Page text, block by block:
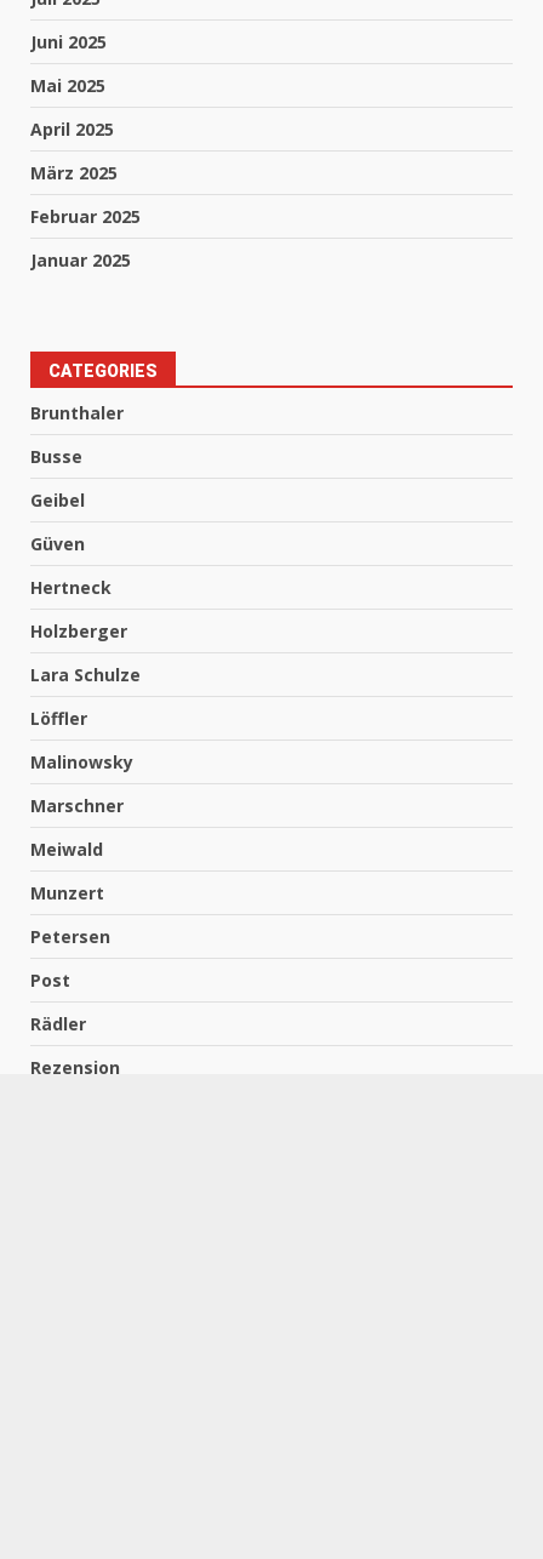
Juni 2025
Mai 2025
April 2025
März 2025
Februar 2025
Januar 2025
CATEGORIES
Brunthaler
Busse
Geibel
Güven
Hertneck
Holzberger
Lara Schulze
Löffler
Malinowsky
Marschner
Meiwald
Munzert
Petersen
Post
Rädler
Rezension